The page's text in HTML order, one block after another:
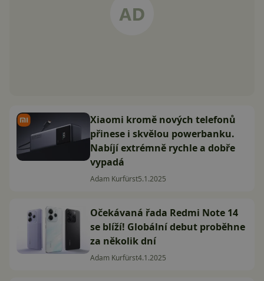
Xiaomi kromě nových telefonů
přinese i skvělou powerbanku.
Nabíjí extrémně rychle a dobře
vypadá
Adam Kurfürst5.1.2025
Očekávaná řada Redmi Note 14
se blíží! Globální debut proběhne
za několik dní
Adam Kurfürst4.1.2025